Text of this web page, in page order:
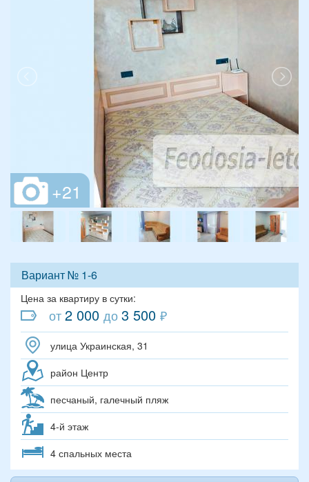
Вариант № 1-6
Цена за квартиру в сутки:
от2 000 до3 500 ₽
улица Украинская, 31
район Центр
песчаный, галечный пляж
4-й этаж
4 спальных места